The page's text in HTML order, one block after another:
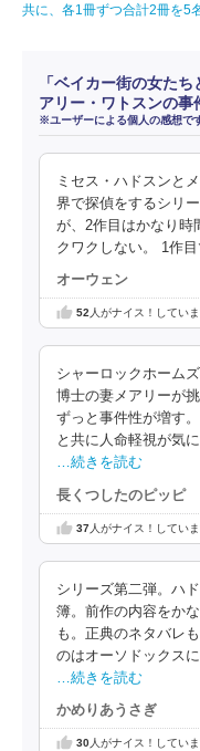
共に、各1冊ずつ合計2冊を5
「ベイカー街の女た
アリー・ワトスンの
※ユーザーによる個人の感想で
ミセス・ハドスンと
界で探偵をするシリ
が、2作目はかなり時
クワクしない。 1作
オーウェン
52人がナイス！してい
シャーロックホーム
博士の妻メアリーが
ずっと事件性が増す
と共に人命軽視が気
…続きを読む
長くつしたのピッピ
37人がナイス！してい
シリーズ第二弾。ハ
簿。前作の内容をか
も。正典のネタバレ
のはオーソドックス
…続きを読む
かめりあうさぎ
30人がナイス！してい